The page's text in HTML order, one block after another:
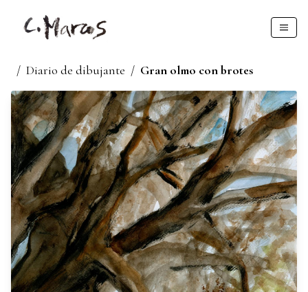
/ Diario de dibujante / Gran olmo con brotes